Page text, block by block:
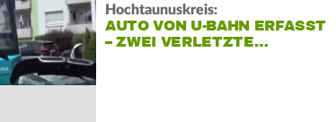
Hochtaunuskreis:
AUTO VON U-BAHN ERFASST
– ZWEI VERLETZTE…